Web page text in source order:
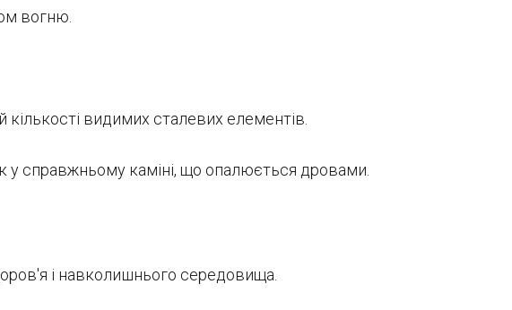
вогню.
видимих сталевих елементів.
у справжньому каміні, що опалюється дровами.
і навколишнього середовища.